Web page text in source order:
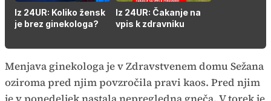
Iz 24UR: Koliko žensk
je brez ginekologa?
Iz 24UR: Čakanje na
vpis k zdravniku
Menjava ginekologa je v Zdravstvenem domu Sežana
oziroma pred njim povzročila pravi kaos. Pred njim